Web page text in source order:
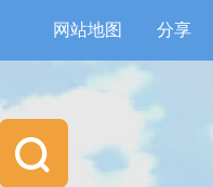
分享
网站地图
